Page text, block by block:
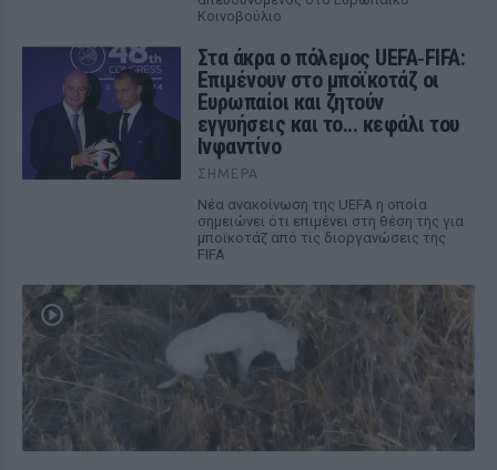
Κοινοβούλιο
Στα άκρα ο πόλεμος UEFA‑FIFA:
Επιμένουν στο μποϊκοτάζ οι
Ευρωπαίοι και ζητούν
εγγυήσεις και το... κεφάλι του
Ινφαντίνο
ΣΉΜΕΡΑ
Νέα ανακοίνωση της UEFA η οποία
σημειώνει ότι επιμένει στη θέση της για
μποϊκοτάζ από τις διοργανώσεις της
FIFA